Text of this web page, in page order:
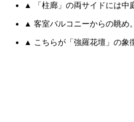
▲ 「柱廊」の両サイドには中
▲ 客室バルコニーからの眺め
▲ こちらが「強羅花壇」の象